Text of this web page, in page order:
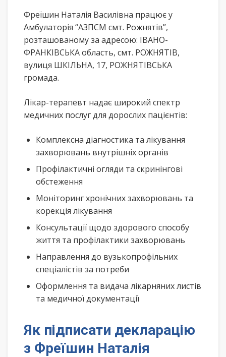
Фреїшин Наталія Василівна працює у
Амбулаторія “АЗПСМ смт. Рожнятів”,
розташованому за адресою: ІВАНО-
ФРАНКІВСЬКА область, смт. РОЖНЯТІВ,
вулиця ШКІЛЬНА, 17, РОЖНЯТІВСЬКА
громада.
Лікар-терапевт надає широкий спектр
медичних послуг для дорослих пацієнтів:
Комплексна діагностика та лікування
захворювань внутрішніх органів
Профілактичні огляди та скринінгові
обстеження
Моніторинг хронічних захворювань та
корекція лікування
Консультації щодо здорового способу
життя та профілактики захворювань
Направлення до вузькопрофільних
спеціалістів за потреби
Оформлення та видача лікарняних листів
та медичної документації
Як підписати декларацію
з Фреїшин Наталія